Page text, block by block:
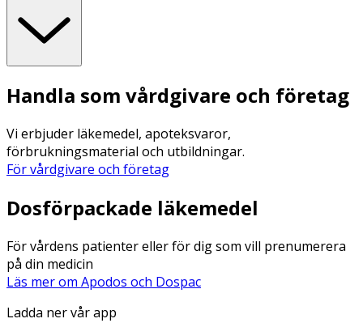
Handla som vårdgivare och företag
Vi erbjuder läkemedel, apoteksvaror,
förbrukningsmaterial och utbildningar.
För vårdgivare och företag
Dosförpackade läkemedel
För vårdens patienter eller för dig som vill prenumerera
på din medicin
Läs mer om Apodos och Dospac
Ladda ner vår app